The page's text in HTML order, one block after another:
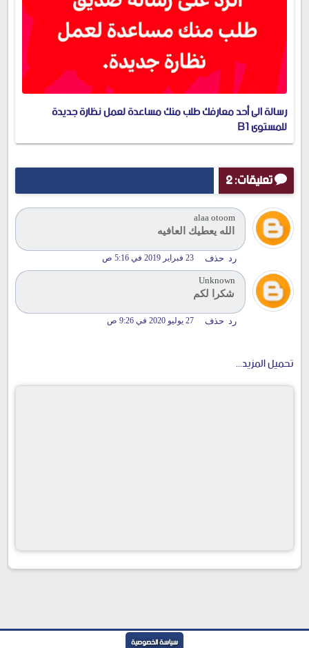
رسالة الى أحد معارفك طلب منك مساعدة لعمل نظارة جديدة
للمستوى B1
تعليقات: 2
alaa otoom
23 فبراير 2019 في 5:16 ص
الله يعطيك العافيه
رد حذف
Unknown
27 يوليو 2020 في 9:26 ص
شكرا لكم
رد حذف
تحميل المزيد...
سياسة الخصوصية